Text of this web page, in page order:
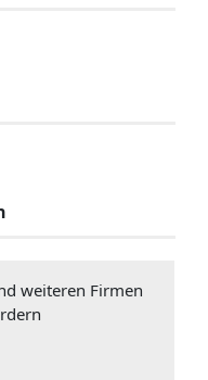
weiteren Firmen